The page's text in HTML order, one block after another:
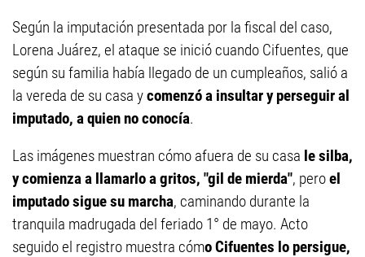
Según la imputación presentada por la fiscal del caso,
Lorena Juárez, el ataque se inició cuando Cifuentes, que
según su familia había llegado de un cumpleaños, salió a
la vereda de su casa ycomenzó a insultar y perseguir al
imputado, a quien no conocía.
Las imágenes muestran cómo afuera de su casa le silba,
y comienza a llamarlo a gritos, "gil de mierda", peroel
imputado sigue su marcha, caminando durante la
tranquila madrugada del feriado 1° de mayo. Acto
seguido el registro muestra cómo Cifuentes lo persigue,